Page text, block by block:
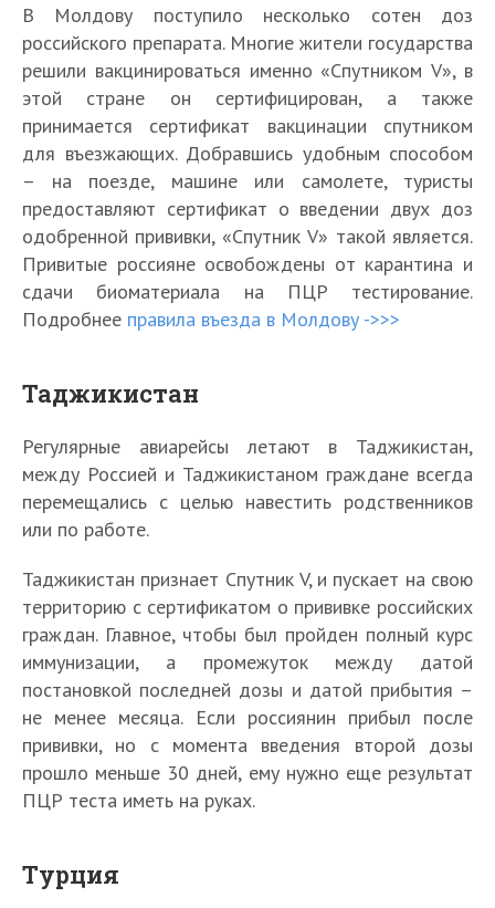
В Молдову поступило несколько сотен доз
российского препарата. Многие жители государства
решили вакцинироваться именно «Спутником V», в
этой стране он сертифицирован, а также
принимается сертификат вакцинации спутником
для въезжающих. Добравшись удобным способом
– на поезде, машине или самолете, туристы
предоставляют сертификат о введении двух доз
одобренной прививки, «Спутник V» такой является.
Привитые россияне освобождены от карантина и
сдачи биоматериала на ПЦР тестирование.
Подробнее правила въезда в Молдову ->>>
Таджикистан
Регулярные авиарейсы летают в Таджикистан,
между Россией и Таджикистаном граждане всегда
перемещались с целью навестить родственников
или по работе.
Таджикистан признает Спутник V, и пускает на свою
территорию с сертификатом о прививке российских
граждан. Главное, чтобы был пройден полный курс
иммунизации, а промежуток между датой
постановкой последней дозы и датой прибытия –
не менее месяца. Если россиянин прибыл после
прививки, но с момента введения второй дозы
прошло меньше 30 дней, ему нужно еще результат
ПЦР теста иметь на руках.
Турция